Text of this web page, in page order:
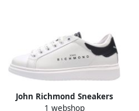
John Richmond Sneakers
1 webshop